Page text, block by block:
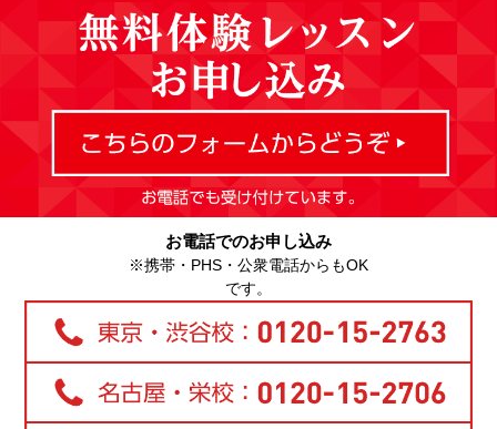
お電話でのお申し込み
※携帯・PHS・公衆電話からもOK
です。